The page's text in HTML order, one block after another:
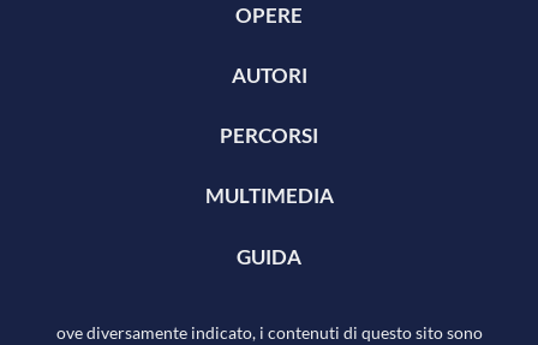
OPERE
AUTORI
PERCORSI
MULTIMEDIA
GUIDA
ove diversamente indicato, i contenuti di questo sito sono